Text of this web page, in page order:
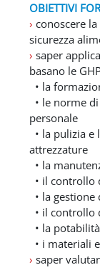
OBIETTIVI
› conoscere
sicurezza
› saper
basano le
• la
• le norme
personale
• la pulizia
attrezzature
• la
• il controllo
• la
• il controllo
• la
• i materiali
› saper